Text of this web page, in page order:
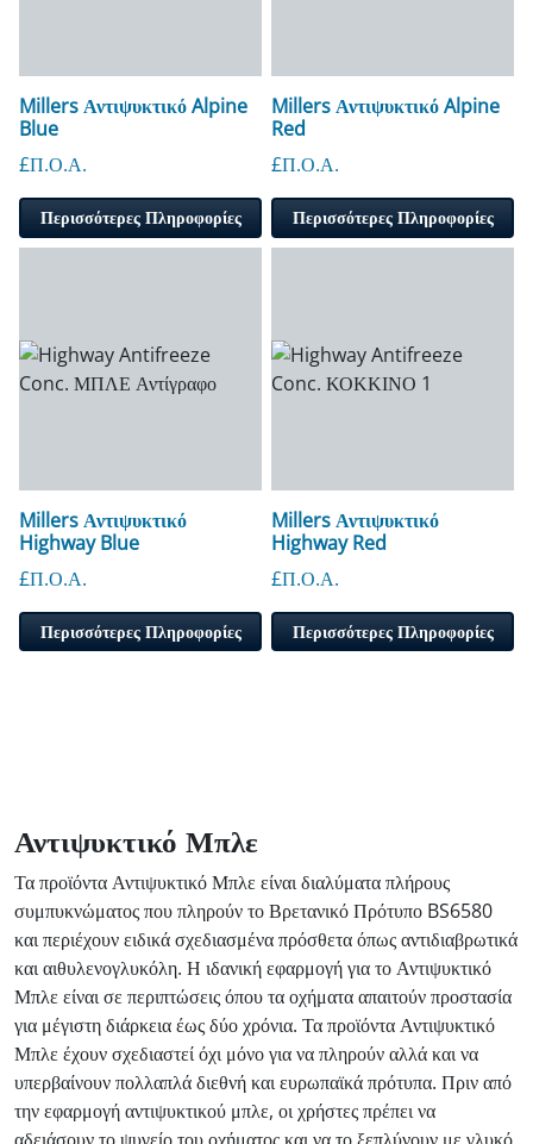
Millers Αντιψυκτικό Alpine
Blue
£Π.Ο.Α.
Περισσότερες Πληροφορίες
Millers Αντιψυκτικό Alpine
Red
£Π.Ο.Α.
Περισσότερες Πληροφορίες
Millers Αντιψυκτικό
Highway Blue
£Π.Ο.Α.
Περισσότερες Πληροφορίες
Millers Αντιψυκτικό
Highway Red
£Π.Ο.Α.
Περισσότερες Πληροφορίες
Αντιψυκτικό Μπλε
Τα προϊόντα Αντιψυκτικό Μπλε είναι διαλύματα πλήρους
συμπυκνώματος που πληρούν το Βρετανικό Πρότυπο BS6580
και περιέχουν ειδικά σχεδιασμένα πρόσθετα όπως αντιδιαβρωτικά
και αιθυλενογλυκόλη. Η ιδανική εφαρμογή για το Αντιψυκτικό
Μπλε είναι σε περιπτώσεις όπου τα οχήματα απαιτούν προστασία
για μέγιστη διάρκεια έως δύο χρόνια. Τα προϊόντα Αντιψυκτικό
Μπλε έχουν σχεδιαστεί όχι μόνο για να πληρούν αλλά και να
υπερβαίνουν πολλαπλά διεθνή και ευρωπαϊκά πρότυπα. Πριν από
την εφαρμογή αντιψυκτικού μπλε, οι χρήστες πρέπει να